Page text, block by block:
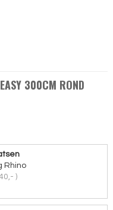
300CM ROND
Rhino
)